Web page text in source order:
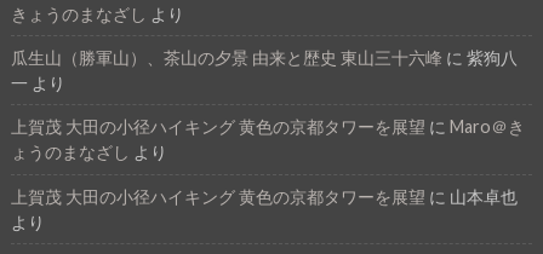
きょうのまなざし より
瓜生山（勝軍山）、茶山の夕景 由来と歴史 東山三十六峰 に 紫狗八
一 より
上賀茂 大田の小径ハイキング 黄色の京都タワーを展望 に Maro＠き
ょうのまなざし より
上賀茂 大田の小径ハイキング 黄色の京都タワーを展望 に 山本卓也
より